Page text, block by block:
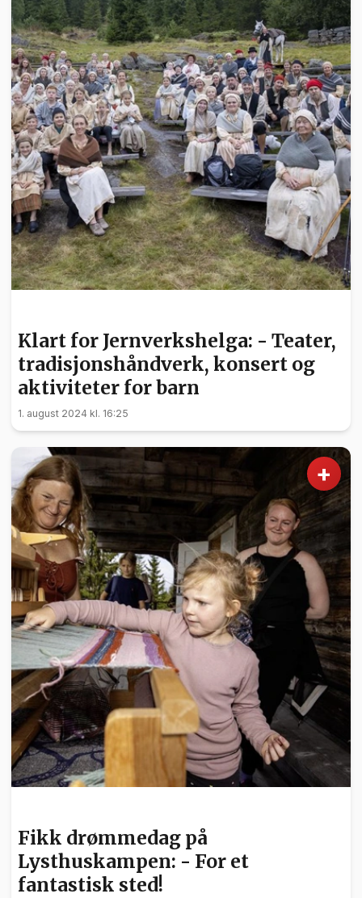
Klart for Jernverkshelga: - Teater,
tradisjonshåndverk, konsert og
aktiviteter for barn
1. august 2024 kl. 16:25
+
Fikk drømmedag på
Lysthuskampen: - For et
fantastisk sted!